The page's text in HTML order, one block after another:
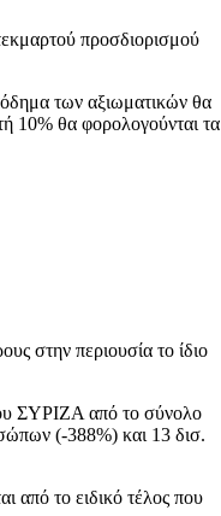
προσδιορισμού
των αξιωματικών θα
10% θα φορολογούνται τα
στην περιουσία το ίδιο
ΣΥΡΙΖΑ από το σύνολο
(-388%) και 13 δισ.
από το ειδικό τέλος που